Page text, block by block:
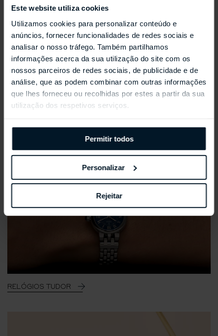
Este website utiliza cookies
Utilizamos cookies para personalizar conteúdo e
anúncios, fornecer funcionalidades de redes sociais e
analisar o nosso tráfego. Também partilhamos
informações acerca da sua utilização do site com os
nossos parceiros de redes sociais, de publicidade e de
análise, que as podem combinar com outras informações
que lhes forneceu ou recolhidas por estes a partir da sua
utilização dos respetivos serviços.
Permitir todos
Personalizar
Rejeitar
REPOSSI ANTIFER
RELÓGIOS TUDOR